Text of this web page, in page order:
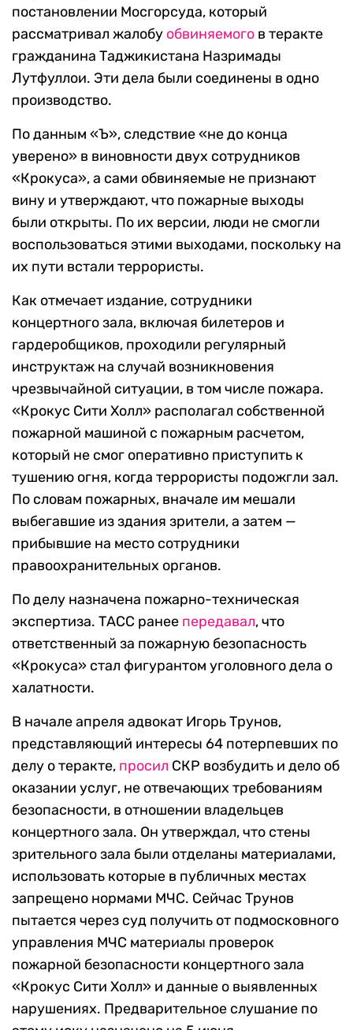
постановлении Мосгорсуда, который
рассматривал жалобу обвиняемого в теракте
гражданина Таджикистана Назримады
Лутфуллои. Эти дела были соединены в одно
производство.
По данным «Ъ», следствие «не до конца
уверено» в виновности двух сотрудников
«Крокуса», а сами обвиняемые не признают
вину и утверждают, что пожарные выходы
были открыты. По их версии, люди не смогли
воспользоваться этими выходами, поскольку на
их пути встали террористы.
Как отмечает издание, сотрудники
концертного зала, включая билетеров и
гардеробщиков, проходили регулярный
инструктаж на случай возникновения
чрезвычайной ситуации, в том числе пожара.
«Крокус Сити Холл» располагал собственной
пожарной машиной с пожарным расчетом,
который не смог оперативно приступить к
тушению огня, когда террористы подожгли зал.
По словам пожарных, вначале им мешали
выбегавшие из здания зрители, а затем —
прибывшие на место сотрудники
правоохранительных органов.
По делу назначена пожарно-техническая
экспертиза. ТАСС ранее передавал, что
ответственный за пожарную безопасность
«Крокуса» стал фигурантом уголовного дела о
халатности.
В начале апреля адвокат Игорь Трунов,
представляющий интересы 64 потерпевших по
делу о теракте, просил СКР возбудить и дело об
оказании услуг, не отвечающих требованиям
безопасности, в отношении владельцев
концертного зала. Он утверждал, что стены
зрительного зала были отделаны материалами,
использовать которые в публичных местах
запрещено нормами МЧС. Сейчас Трунов
пытается через суд получить от подмосковного
управления МЧС материалы проверок
пожарной безопасности концертного зала
«Крокус Сити Холл» и данные о выявленных
нарушениях. Предварительное слушание по